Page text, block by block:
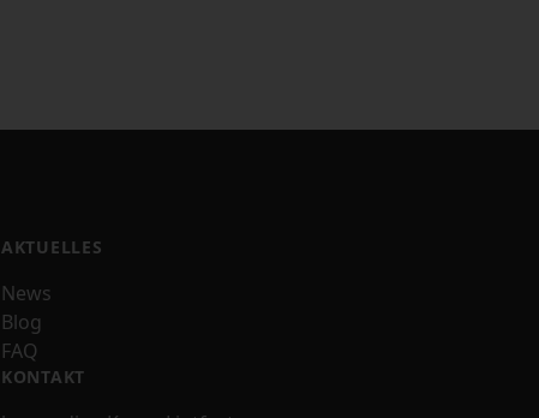
AKTUELLES
News
Blog
FAQ
KONTAKT